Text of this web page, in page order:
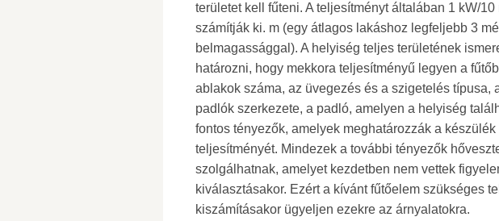
területet kell fűteni. A teljesítményt általában 1 kW/
számítják ki. m (egy átlagos lakáshoz legfeljebb 3
belmagassággal). A helyiség teljes területének
határozni, hogy mekkora teljesítményű legyen a
ablakok száma, az üvegezés és a szigetelés típusa,
padlók szerkezete, a padló, amelyen a helyiség
fontos tényezők, amelyek meghatározzák a
teljesítményét. Mindezek a további tényezők
szolgálhatnak, amelyet kezdetben nem vettek
kiválasztásakor. Ezért a kívánt fűtőelem szükséges
kiszámításakor ügyeljen ezekre az árnyalatokra.